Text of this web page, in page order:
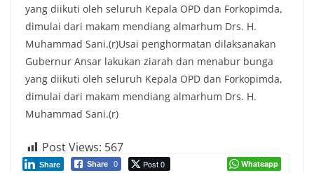
yang diikuti oleh seluruh Kepala OPD dan Forkopimda,
dimulai dari makam mendiang almarhum Drs. H.
Muhammad Sani.(r)Usai penghormatan dilaksanakan
Gubernur Ansar lakukan ziarah dan menabur bunga
yang diikuti oleh seluruh Kepala OPD dan Forkopimda,
dimulai dari makam mendiang almarhum Drs. H.
Muhammad Sani.(r)
Post Views: 567
Share 0 Post 0
Share Whatsapp